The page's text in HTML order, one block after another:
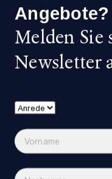
Angebote?
Melden Sie
Newsletter